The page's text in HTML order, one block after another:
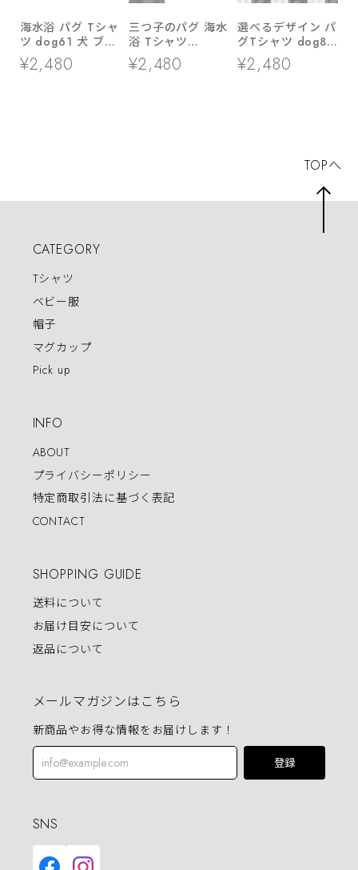
海水浴 パグ Tシャ
ツ dog61 犬 ブヒ
パグ 好き 服 ゆる
い イラスト
¥2,480
三つ子のパグ 海水
浴 Tシャツ
dog86 海 夏休み
犬 ブヒ ゆるい 手
¥2,480
選べるデザイン パ
グTシャツ dog86
ブヒ 半袖・長袖
ユニーク 手描きイ
¥2,480
CATEGORY
Tシャツ
ベビー服
帽子
マグカップ
Pick up
INFO
ABOUT
プライバシーポリシー
特定商取引法に基づく表記
CONTACT
SHOPPING GUIDE
送料について
お届け目安について
返品について
メールマガジンはこちら
新商品やお得な情報をお届けします！
登録
SNS
TOPへ